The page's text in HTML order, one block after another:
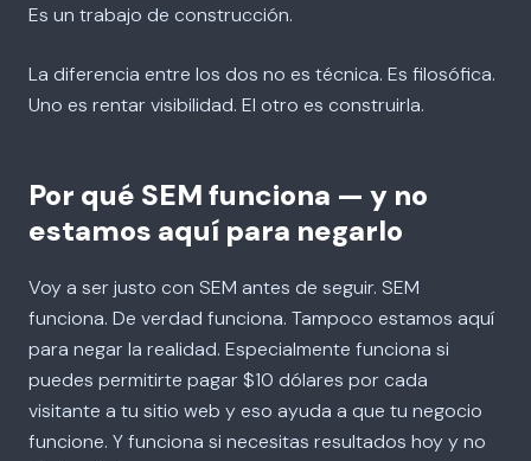
Es un trabajo de construcción.
La diferencia entre los dos no es técnica. Es filosófica.
Uno es rentar visibilidad. El otro es construirla.
Por qué SEM funciona — y no
estamos aquí para negarlo
Voy a ser justo con SEM antes de seguir. SEM
funciona. De verdad funciona. Tampoco estamos aquí
para negar la realidad. Especialmente funciona si
puedes permitirte pagar $10 dólares por cada
visitante a tu sitio web y eso ayuda a que tu negocio
funcione. Y funciona si necesitas resultados hoy y no